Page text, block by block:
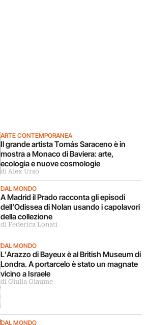
ARTE CONTEMPORANEA
Il grande artista Tomás Saraceno è in
mostra a Monaco di Baviera: arte,
ecologia e nuove cosmologie
di Alex Urso
DAL MONDO
A Madrid il Prado racconta gli episodi
dell’Odissea di Nolan usando i capolavori
della collezione
di Federica Lonati
DAL MONDO
L’Arazzo di Bayeux è al British Museum di
Londra. A portarcelo è stato un magnate
vicino a Israele
di Giulia Giaume
DAL MONDO